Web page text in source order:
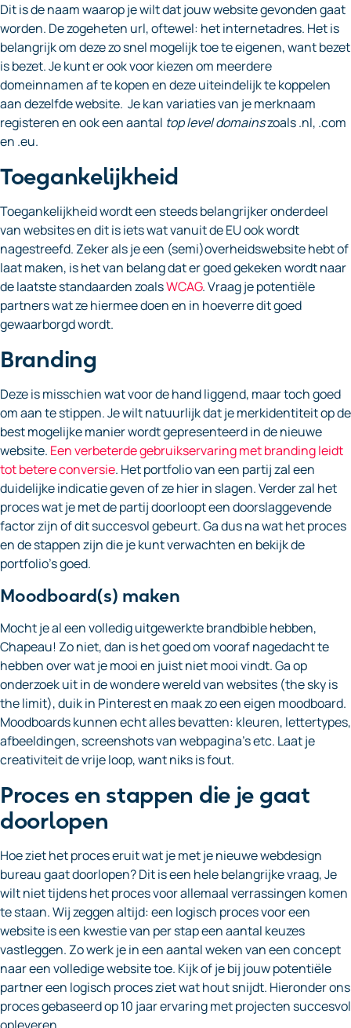
Dit is de naam waarop je wilt dat jouw website gevonden gaat
worden. De zogeheten url, oftewel: het internetadres. Het is
belangrijk om deze zo snel mogelijk toe te eigenen, want bezet
is bezet. Je kunt er ook voor kiezen om meerdere
domeinnamen af te kopen en deze uiteindelijk te koppelen
aan dezelfde website. Je kan variaties van je merknaam
registeren en ook een aantal top level domainszoals .nl, .com
en .eu.
Toegankelijkheid
Toegankelijkheid wordt een steeds belangrijker onderdeel
van websites en dit is iets wat vanuit de EU ook wordt
nagestreefd. Zeker als je een (semi)overheidswebsite hebt of
laat maken, is het van belang dat er goed gekeken wordt naar
de laatste standaarden zoalsWCAG. Vraag je potentiële
partners wat ze hiermee doen en in hoeverre dit goed
gewaarborgd wordt.
Branding
Deze is misschien wat voor de hand liggend, maar toch goed
om aan te stippen. Je wilt natuurlijk dat je merkidentiteit op de
best mogelijke manier wordt gepresenteerd in de nieuwe
website. Een verbeterde gebruikservaring met branding leidt
tot betere conversie. Het portfolio van een partij zal een
duidelijke indicatie geven of ze hier in slagen. Verder zal het
proces wat je met de partij doorloopt een doorslaggevende
factor zijn of dit succesvol gebeurt. Ga dus na wat het proces
en de stappen zijn die je kunt verwachten en bekijk de
portfolio’s goed.
Moodboard(s) maken
Mocht je al een volledig uitgewerkte brandbible hebben,
Chapeau! Zo niet, dan is het goed om vooraf nagedacht te
hebben over wat je mooi en juist niet mooi vindt. Ga op
onderzoek uit in de wondere wereld van websites (the sky is
the limit), duik in Pinterest en maak zo een eigen moodboard.
Moodboards kunnen echt alles bevatten: kleuren, lettertypes,
afbeeldingen, screenshots van webpagina’s etc. Laat je
creativiteit de vrije loop, want niks is fout.
Proces en stappen die je gaat
doorlopen
Hoe ziet het proces eruit wat je met je nieuwe webdesign
bureau gaat doorlopen? Dit is een hele belangrijke vraag, Je
wilt niet tijdens het proces voor allemaal verrassingen komen
te staan. Wij zeggen altijd: een logisch proces voor een
website is een kwestie van per stap een aantal keuzes
vastleggen. Zo werk je in een aantal weken van een concept
naar een volledige website toe. Kijk of je bij jouw potentiële
partner een logisch proces ziet wat hout snijdt. Hieronder ons
proces gebaseerd op 10 jaar ervaring met projecten succesvol